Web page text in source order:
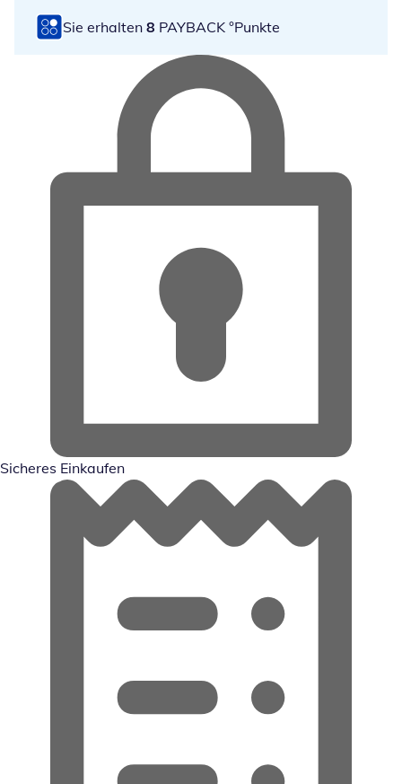
Sie erhalten 8 PAYBACK °Punkte
Sicheres Einkaufen